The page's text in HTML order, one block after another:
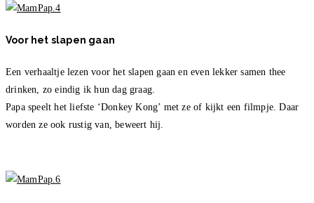
Voor het slapen gaan
Een verhaaltje lezen voor het slapen gaan en even lekker samen thee
drinken, zo eindig ik hun dag graag.
Papa speelt het liefste ‘Donkey Kong’ met ze of kijkt een filmpje. Daar
worden ze ook rustig van, beweert hij.